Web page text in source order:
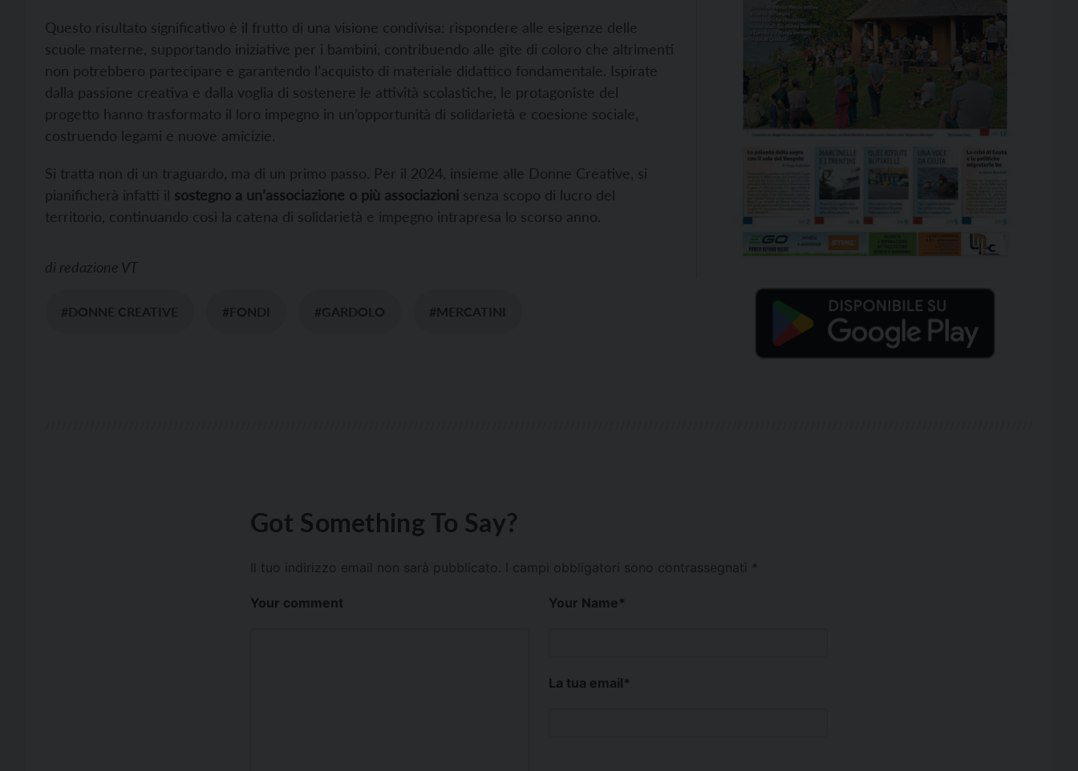
Questo risultato significativo è il frutto di una visione condivisa: rispondere alle esigenze delle
scuole materne, supportando iniziative per i bambini, contribuendo alle gite di coloro che altrimenti
non potrebbero partecipare e garantendo l’acquisto di materiale didattico fondamentale. Ispirate
dalla passione creativa e dalla voglia di sostenere le attività scolastiche, le protagoniste del
progetto hanno trasformato il loro impegno in un’opportunità di solidarietà e coesione sociale,
costruendo legami e nuove amicizie.
Si tratta non di un traguardo, ma di un primo passo. Per il 2024, insieme alle Donne Creative, si
pianificherà infatti il sostegno a un’associazione o più associazioni senza scopo di lucro del
territorio, continuando così la catena di solidarietà e impegno intrapresa lo scorso anno.
di redazione VT
#DONNE CREATIVE #FONDI #GARDOLO #MERCATINI
Got Something To Say?
Il tuo indirizzo email non sarà pubblicato. I campi obbligatori sono contrassegnati *
Your comment Your Name*
La tua email*